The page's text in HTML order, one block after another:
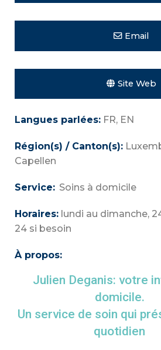
Email
Site Web
Langues parlées: FR, EN
Région(s) / Canton(s):
Capellen
Service: Soins à domicile
Horaires: lundi au dimanche,
24 si besoin
À propos:
Julien Deganis: votre
domicile.
Un service de soin qui
quotidien